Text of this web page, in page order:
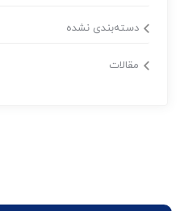
دسته‌بندی نشده
مقالات